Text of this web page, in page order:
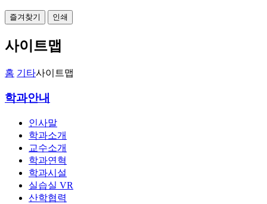
즐겨찾기 인쇄
사이트맵
홈 기타사이트맵
학과안내
인사말
학과소개
교수소개
학과연혁
학과시설
실습실 VR
산학협력